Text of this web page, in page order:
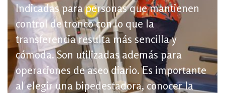
Indicadas para personas que mantienen
control de tronco con lo que la
transferencia resulta más sencilla y
cómoda. Son utilizadas además para
operaciones de aseo diario. Es importante
al elegir una bipedestadora, conocer la